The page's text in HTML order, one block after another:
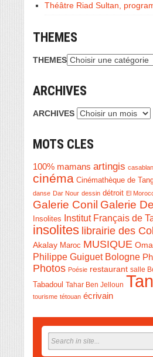
Théâtre Riad Sultan,
THEMES
THEMES
ARCHIVES
ARCHIVES
MOTS CLES
100% mamans artingis
cinéma Cinémathèque de
danse Dar Nour dessin détroit El
Galerie Conil Galerie
Insolites Institut Français de
insolites librairie des
Akalay Maroc MUSIQUE
Philippe Guiguet Bologne
Photos Poésie restaurant salle
Tabadoul Tahar Ben Jelloun
tourisme tétouan écrivain